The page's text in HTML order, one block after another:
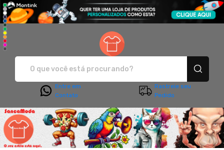
Entre em
Contato
Rastreie seu
Pedido